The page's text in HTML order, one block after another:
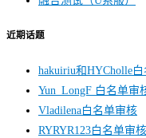
近期话题
hakuiriu和HYCholle
Yun_LongF 白名单审
Vladilena白名单审核
RYRYR123白名单审核